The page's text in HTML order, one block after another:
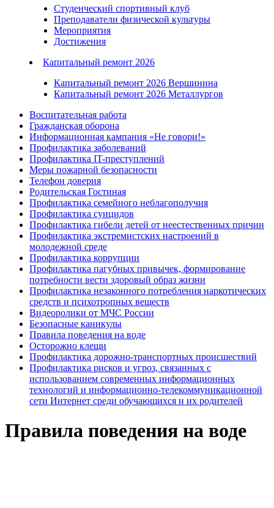
Студенческий спортивный клуб
Преподаватели физической культуры
Мероприятия
Достижения
Капитальный ремонт 2026
Капитальный ремонт 2026 Вершинина
Капитальный ремонт 2026 Металлургов
Воспитательная работа
Гражданская оборона
Информационная кампания «Не говори!»
Профилактика заболеваний
Профилактика IT-преступлений
Меры пожарной безопасности
Телефон доверия
Родительская Гостиная
Профилактика семейного неблагополучия
Профилактика суицидов
Профилактика гибели детей от неестественных причин
Профилактика экстремистских настроений в
молодежной среде
Профилактика коррупции
Профилактика пагубных привычек, формирование
потребности вести здоровый образ жизни
Профилактика незаконного потребления наркотических
средств и психотропных веществ
Видеоролики от МЧС России
Безопасные каникулы
Правила поведения на воде
Осторожно клещи
Профилактика дорожно-транспортных происшествий
Профилактика рисков и угроз, связанных с
использованием современных информационных
технологий и информационно-телекоммуникационной
сети Интернет среди обучающихся и их родителей
Правила поведения на воде